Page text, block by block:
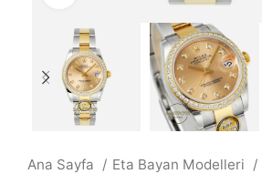
Ana Sayfa
Eta Bayan Modelleri